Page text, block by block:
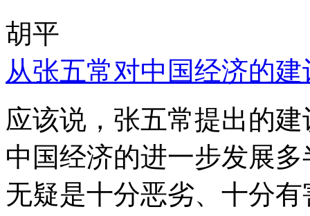
胡平
从张五常对中国经济的
应该说，张五常提出的
中国经济的进一步发展
无疑是十分恶劣、十分